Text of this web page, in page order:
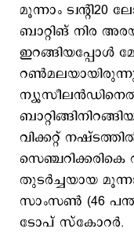
മൂന്നാം ട്വന്റി20
ബാറ്റിങ് നിര
ഇറങ്ങിയപ്പോൾ
വിക്കറ്റ്
സെഞ്ചറിക്കരികെ
തുടർച്ചയായ
സാംസൺ (46
ടോപ് സ്കോറർ.